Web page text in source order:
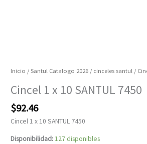
Inicio /Santul Catalogo 2026 / cinceles santul /
Cincel 1 x 10 SANTUL 7450
$92.46
Cincel 1 x 10 SANTUL 7450
Disponibilidad:127 disponibles